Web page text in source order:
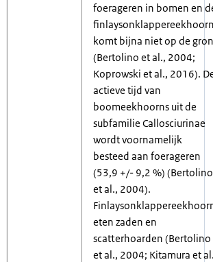
foerageren in bomen en
komt bijna niet op de
(Bertolino et al., 2004;
Koprowski et al., 2016).
actieve tijd van
boomeekhoorns uit de
subfamilie Callosciurinae
wordt voornamelijk
besteed aan foerageren
(53,9 +/- 9,2 %) (Bertolino
et al., 2004).
eten zaden en
scatterhoarden (Bertolino
et al., 2004; Kitamura et